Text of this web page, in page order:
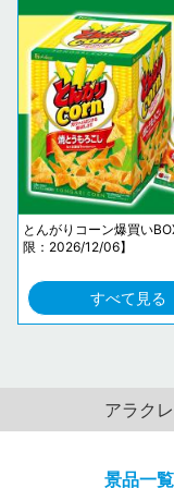
とんがりコーン爆買い
限：2026/12/06】
すべて見る
アラクレ
景品一覧